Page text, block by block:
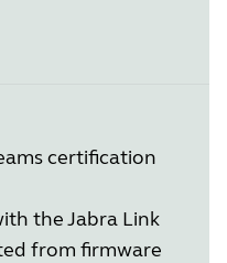
certification
the Jabra Link
from firmware